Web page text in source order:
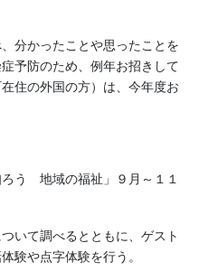
分かったことや思ったことを
予防のため、例年お招きして
住の外国の方）は、今年度お
う 地域の福祉」９月～１１
いて調べるとともに、ゲスト
験や点字体験を行う。